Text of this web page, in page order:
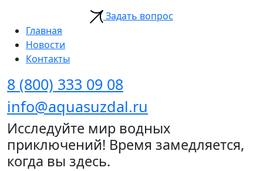
Задать вопрос
Главная
Новости
Контакты
8 (800) 333 09 08
info@aquasuzdal.ru
Исследуйте мир водных
приключений! Время замедляется,
когда вы здесь.